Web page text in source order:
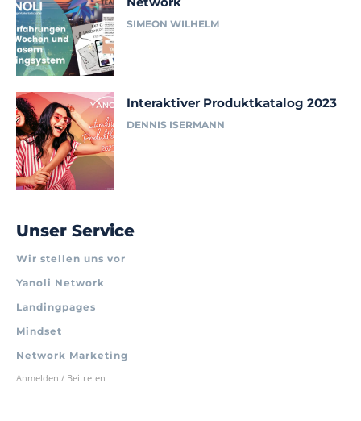
SIMEON WILHELM
Interaktiver Produktkatalog 2023
DENNIS ISERMANN
Unser Service
Wir stellen uns vor
Yanoli Network
Landingpages
Mindset
Network Marketing
Anmelden / Beitreten